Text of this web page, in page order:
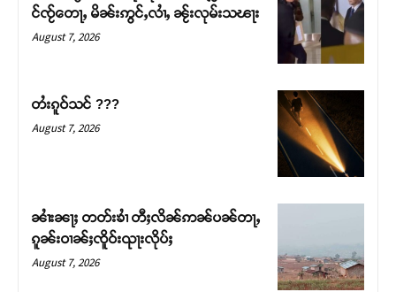
တႃႇႁႂ်ႈသဵင်ၵၢင်ၸႂ်ၵူၼ်းမိူင်း ၵူႈတီႈၵူႈလႅၼ်ပေႃးတေၸွ
တ်ႇ တူဝ်ႈလုမ်ႈၾႃႉၼၼ်ႉ ၶဝ်ႈႁူမ်ႈၵမ်ႉထႅမ် ၸုမ်းၶၢ
ဝ်ႇၽူႈတွႆႇႁွၵ်ႈ လႆႈယူႇၶႃႈဢေႃႈ။
င်ၸႂ်တေႃႇ မိၼ်းဢွင်ႇလၢႆႇ ၼႂ်းလုမ်းသၽႃး
August 7, 2026
တႆးၵူဝ်သင် ???
August 7, 2026
ၼၢႆးၼႃႈ တတ်းၶၢႆ တီႈလိၼ်ဢၼ်ပၼ်တႃႇ
ၵူၼ်းဝၢၼ်ႈၸိူဝ်းၺႃးလိုပ်ႈ
August 7, 2026